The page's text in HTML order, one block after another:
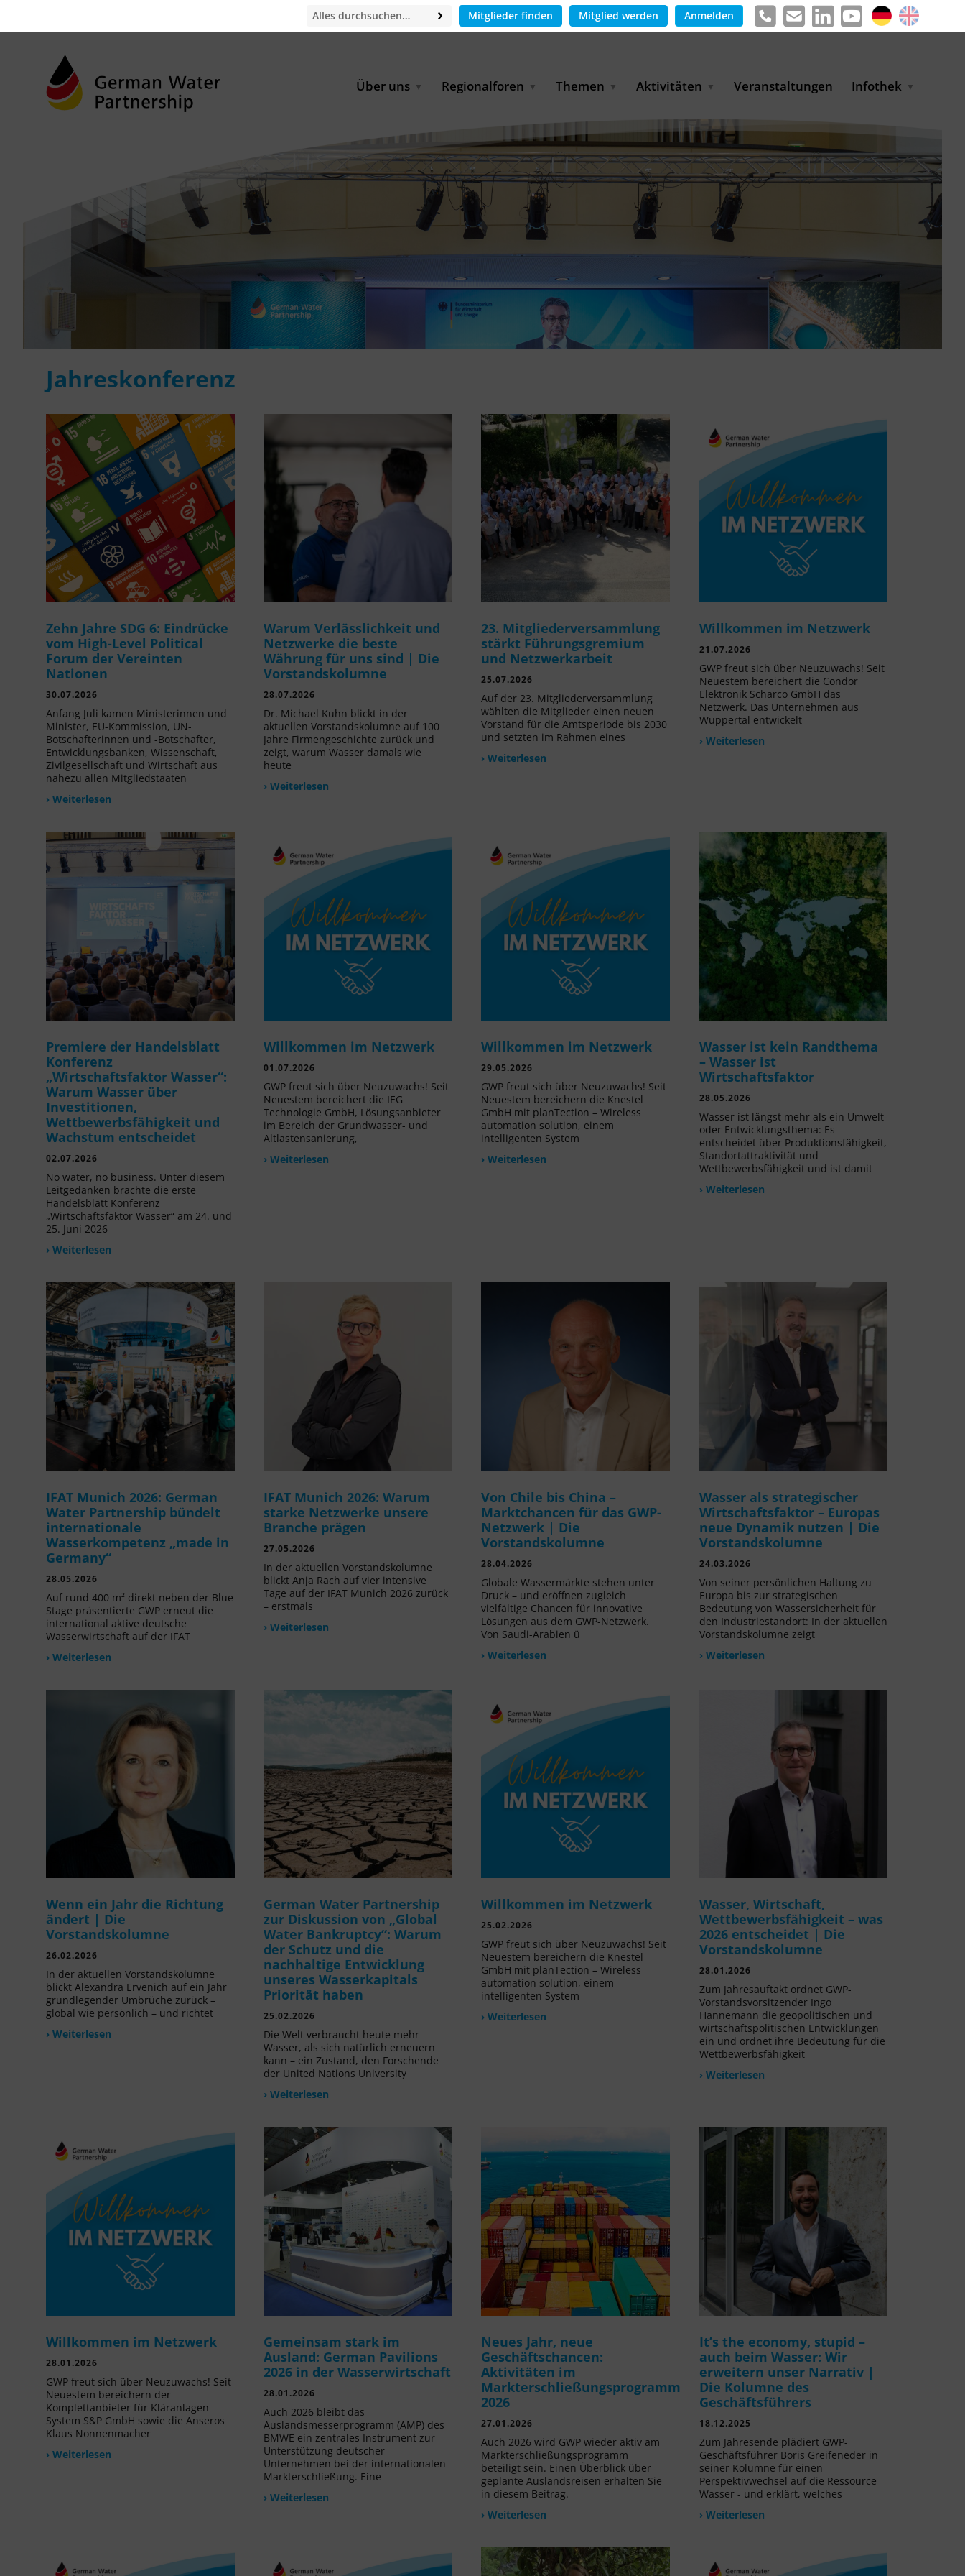
Mitglieder finden Mitglied werden Anmelden
Über uns
Der Vorstand
Geschäftsstelle
Partner & Kooperationen
Virtual Index of Members
Regionalforen
Europa
Lateinamerika
Middle East
Nordafrika
Themen
Industriewasserwirtschaft
Landwirtschaftliche
Bewässerung und
Wiederverwendung
Urbane Wasserresilienz
Wasser und Energie
Aktivitäten
für KMU
Auslandsmessen
WASANet | Vernetzungs-
und Transferprojekt
Betreiberpartnerschaften
Partnerschaftsprojekte
Dialogues
Veranstaltungen Infothek
Informationen
Positionen
Publikationen
Jahreskonferenz
Zehn Jahre SDG 6: Eindrücke
vom High-Level Political
Forum der Vereinten
Nationen
30.07.2026
Anfang Juli kamen Ministerinnen und
Minister, EU-Kommission, UN-
Botschafterinnen und -Botschafter,
Entwicklungsbanken, Wissenschaft,
Zivilgesellschaft und Wirtschaft aus
nahezu allen Mitgliedstaaten
› Weiterlesen
Warum Verlässlichkeit und
Netzwerke die beste
Währung für uns sind | Die
Vorstandskolumne
28.07.2026
Dr. Michael Kuhn blickt in der
aktuellen Vorstandskolumne auf 100
Jahre Firmengeschichte zurück und
zeigt, warum Wasser damals wie
heute
› Weiterlesen
23. Mitgliederversammlung
stärkt Führungsgremium
und Netzwerkarbeit
25.07.2026
Auf der 23. Mitgliederversammlung
wählten die Mitglieder einen neuen
Vorstand für die Amtsperiode bis 2030
und setzten im Rahmen eines
› Weiterlesen
Willkommen im Netzwerk
21.07.2026
GWP freut sich über Neuzuwachs! Seit
Neuestem bereichert die Condor
Elektronik Scharco GmbH das
Netzwerk. Das Unternehmen aus
Wuppertal entwickelt
› Weiterlesen
Premiere der Handelsblatt
Konferenz
„Wirtschaftsfaktor Wasser“:
Warum Wasser über
Investitionen,
Wettbewerbsfähigkeit und
Wachstum entscheidet
02.07.2026
No water, no business. Unter diesem
Leitgedanken brachte die erste
Handelsblatt Konferenz
„Wirtschaftsfaktor Wasser“ am 24. und
25. Juni 2026
› Weiterlesen
Willkommen im Netzwerk
01.07.2026
GWP freut sich über Neuzuwachs! Seit
Neuestem bereichert die IEG
Technologie GmbH, Lösungsanbieter
im Bereich der Grundwasser- und
Altlastensanierung,
› Weiterlesen
Willkommen im Netzwerk
29.05.2026
GWP freut sich über Neuzuwachs! Seit
Neuestem bereichern die Knestel
GmbH mit planTection – Wireless
automation solution, einem
intelligenten System
› Weiterlesen
Wasser ist kein Randthema
– Wasser ist
Wirtschaftsfaktor
28.05.2026
Wasser ist längst mehr als ein Umwelt-
oder Entwicklungsthema: Es
entscheidet über Produktionsfähigkeit,
Standortattraktivität und
Wettbewerbsfähigkeit und ist damit
› Weiterlesen
IFAT Munich 2026: German
Water Partnership bündelt
internationale
Wasserkompetenz „made in
Germany“
28.05.2026
Auf rund 400 m² direkt neben der Blue
Stage präsentierte GWP erneut die
international aktive deutsche
Wasserwirtschaft auf der IFAT
› Weiterlesen
IFAT Munich 2026: Warum
starke Netzwerke unsere
Branche prägen
27.05.2026
In der aktuellen Vorstandskolumne
blickt Anja Rach auf vier intensive
Tage auf der IFAT Munich 2026 zurück
– erstmals
› Weiterlesen
Von Chile bis China –
Marktchancen für das GWP-
Netzwerk | Die
Vorstandskolumne
28.04.2026
Globale Wassermärkte stehen unter
Druck – und eröffnen zugleich
vielfältige Chancen für innovative
Lösungen aus dem GWP-Netzwerk.
Von Saudi-Arabien ü
› Weiterlesen
Wasser als strategischer
Wirtschaftsfaktor – Europas
neue Dynamik nutzen | Die
Vorstandskolumne
24.03.2026
Von seiner persönlichen Haltung zu
Europa bis zur strategischen
Bedeutung von Wassersicherheit für
den Industriestandort: In der aktuellen
Vorstandskolumne zeigt
› Weiterlesen
Wenn ein Jahr die Richtung
ändert | Die
Vorstandskolumne
26.02.2026
In der aktuellen Vorstandskolumne
blickt Alexandra Ervenich auf ein Jahr
grundlegender Umbrüche zurück –
global wie persönlich – und richtet
› Weiterlesen
German Water Partnership
zur Diskussion von „Global
Water Bankruptcy“: Warum
der Schutz und die
nachhaltige Entwicklung
unseres Wasserkapitals
Priorität haben
25.02.2026
Die Welt verbraucht heute mehr
Wasser, als sich natürlich erneuern
kann – ein Zustand, den Forschende
der United Nations University
› Weiterlesen
Willkommen im Netzwerk
25.02.2026
GWP freut sich über Neuzuwachs! Seit
Neuestem bereichern die Knestel
GmbH mit planTection – Wireless
automation solution, einem
intelligenten System
› Weiterlesen
Wasser, Wirtschaft,
Wettbewerbsfähigkeit – was
2026 entscheidet | Die
Vorstandskolumne
28.01.2026
Zum Jahresauftakt ordnet GWP-
Vorstandsvorsitzender Ingo
Hannemann die geopolitischen und
wirtschaftspolitischen Entwicklungen
ein und ordnet ihre Bedeutung für die
Wettbewerbsfähigkeit
› Weiterlesen
Willkommen im Netzwerk
28.01.2026
GWP freut sich über Neuzuwachs! Seit
Neuestem bereichern der
Komplettanbieter für Kläranlagen
System S&P GmbH sowie die Anseros
Klaus Nonnenmacher
› Weiterlesen
Gemeinsam stark im
Ausland: German Pavilions
2026 in der Wasserwirtschaft
28.01.2026
Auch 2026 bleibt das
Auslandsmesserprogramm (AMP) des
BMWE ein zentrales Instrument zur
Unterstützung deutscher
Unternehmen bei der internationalen
Markterschließung. Eine
› Weiterlesen
Neues Jahr, neue
Geschäftschancen:
Aktivitäten im
Markterschließungsprogramm
2026
27.01.2026
Auch 2026 wird GWP wieder aktiv am
Markterschließungsprogramm
beteiligt sein. Einen Überblick über
geplante Auslandsreisen erhalten Sie
in diesem Beitrag.
› Weiterlesen
It’s the economy, stupid –
auch beim Wasser: Wir
erweitern unser Narrativ |
Die Kolumne des
Geschäftsführers
18.12.2025
Zum Jahresende plädiert GWP-
Geschäftsführer Boris Greifeneder in
seiner Kolumne für einen
Perspektivwechsel auf die Ressource
Wasser - und erklärt, welches
› Weiterlesen